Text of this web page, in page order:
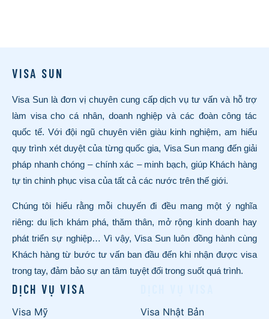
VISA SUN
Visa Sun là đơn vị chuyên cung cấp dịch vụ tư vấn và hỗ trợ
làm visa cho cá nhân, doanh nghiệp và các đoàn công tác
quốc tế. Với đội ngũ chuyên viên giàu kinh nghiệm, am hiểu
quy trình xét duyệt của từng quốc gia, Visa Sun mang đến giải
pháp nhanh chóng – chính xác – minh bạch, giúp Khách hàng
tự tin chinh phục visa của tất cả các nước trên thế giới.
Chúng tôi hiểu rằng mỗi chuyến đi đều mang một ý nghĩa
riêng: du lịch khám phá, thăm thân, mở rộng kinh doanh hay
phát triển sự nghiệp… Vì vậy, Visa Sun luôn đồng hành cùng
Khách hàng từ bước tư vấn ban đầu đến khi nhận được visa
trong tay, đảm bảo sự an tâm tuyệt đối trong suốt quá trình.
DỊCH VỤ VISA
Visa Mỹ
Visa Nhật Bản